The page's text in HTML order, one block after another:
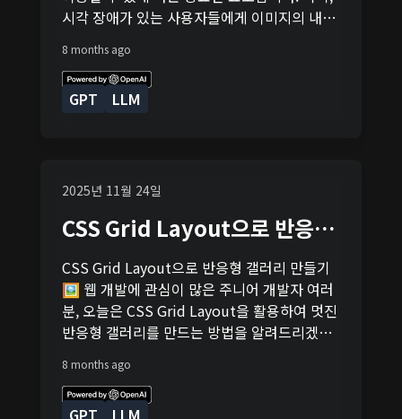
다. 버튼을 클릭하면 함수를 통해 메시지가 변
한 도구입니다. 이 글을 통해 React의 기본적인
개념과 사용 방법을 소개하였습니다. 더 많은
실습과 학습을 통해 React의 다양한 기능을 탐
색해 보세요. 웹 개발의 여정에서 여러분이 만
는 것이죠. 이 모든 것이 DOM을 통해 이루어집
니다. 간단한 예제로 DOM 이해하기 HTML 문
서에 있는 특정 요소를 찾아서 그 내용을 변경
해보겠습니다. 예를 들어, 아래와 같은 HTML
코드가 있다고 해봅시다. 여기서 태그의 내용을
습니다!"로 변경합니다. 사용자가 "텍스트 변
경하기" 버튼을 클릭하면, 태그의 내용이 "안녕
하세요!"에서 "반갑습니다!"로 바뀌게 됩니다.
DOM을 통한 웹 개발의 장점 - 동적인 웹 페이
지 생성: 사용자의 상호작용에 따라 실시간으로
웹 페이지의 내용을 변경할 수 있습니다. - 페이
지 재로딩 없이 데이터 업데이트: AJAX와 같은
도 서버로부터 데이터를 받아와 업데이트할 수
있습니다. - 사용자 경험 향상: 웹 페이지의 동
적인 요소들은 사용자 경험을 크게 향상시킵니
시각 장애가 있는 사용자들에게 이미지의 내용
이미지 태그()에 속성을 사용하는 방법을 알아
보겠습니다. 이미지에 텍스트를 추가하는 이유
- 접근성 향상: 스크린 리더를 사용하는 사용자
패 시 대체 텍스트: 이미지가 로딩되지 않을 때
작성 팁 간결하고 명확하게: 이미지를 설명하는
이미지가 전달하는 핵심 정보를 빠뜨리지 마세
요. 과도한 키워드 삽입 피하기: 자연스러운 문
장을 유지하며, 필요 이상의 키워드를 추가하지
마세요. 예시: 로고 이미지에 텍스트 추가하기
HTML에서 이미지 태그에 속성을 추가하는 방
법은 매우 간단합니다. 여기에 웹 개발 관련 로
고 이미지에 텍스트를 추가하는 예시를 보여드
8 months ago
GPT LLM
2025년 11월 24일
CSS Grid Layout으로 반응형
갤러리 만들기 🖼️
CSS Grid Layout으로 반응형 갤러리 만들기
🖼️ 웹 개발에 관심이 많은 주니어 개발자 여러
분, 오늘은 CSS Grid Layout을 활용하여 멋진
반응형 갤러리를 만드는 방법을 알려드리겠습
미있게 배워보세요! CSS Grid Layout은 웹 페
이지의 레이아웃을 구성하는 강력하고 유연한
8 months ago
GPT LLM